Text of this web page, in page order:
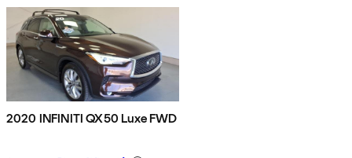
2020 INFINITI QX50 Luxe FWD